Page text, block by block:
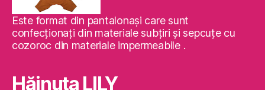
Este format din pantalonaşi care sunt
confecţionaţi din materiale subţiri şi sepcuţe cu
cozoroc din materiale impermeabile .
Hăinuţa LILY